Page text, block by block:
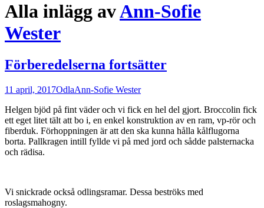
Alla inlägg avAnn-Sofie
Wester
Förberedelserna fortsätter
11 april, 2017OdlaAnn-Sofie Wester
Helgen bjöd på fint väder och vi fick en hel del gjort. Broccolin fick
ett eget litet tält att bo i, en enkel konstruktion av en ram, vp-rör och
fiberduk. Förhoppningen är att den ska kunna hålla kålflugorna
borta. Pallkragen intill fyllde vi på med jord och sådde palsternacka
och rädisa.
Vi snickrade också odlingsramar. Dessa beströks med
roslagsmahogny.